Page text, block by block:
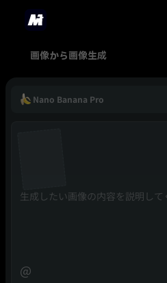
画像から画像生成
Nano Banana Pro
@